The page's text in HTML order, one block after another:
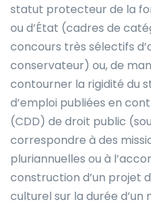
statut protecteur de la
ou d’État (cadres de
concours très sélectifs
conservateur) ou, de
contourner la rigidité du
d’emploi publiées en
(CDD) de droit public
correspondre à des
pluriannuelles ou à
construction d’un projet
culturel sur la durée